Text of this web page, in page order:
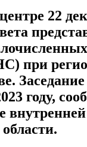
22
при
году,